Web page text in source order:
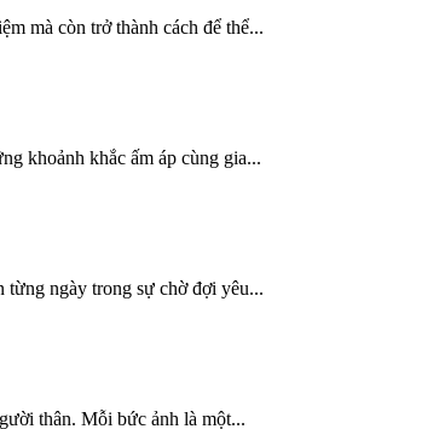
mà còn trở thành cách để thể...
khoảnh khắc ấm áp cùng gia...
từng ngày trong sự chờ đợi yêu...
thân. Mỗi bức ảnh là một...